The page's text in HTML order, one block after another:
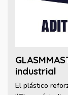
industrial
El plástico